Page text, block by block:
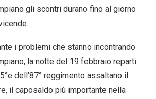
gli scontri durano fino al giorno
i problemi che stanno incontrando
la notte del 19 febbraio reparti
dell’87° reggimento assaltano il
il caposaldo più importante nella